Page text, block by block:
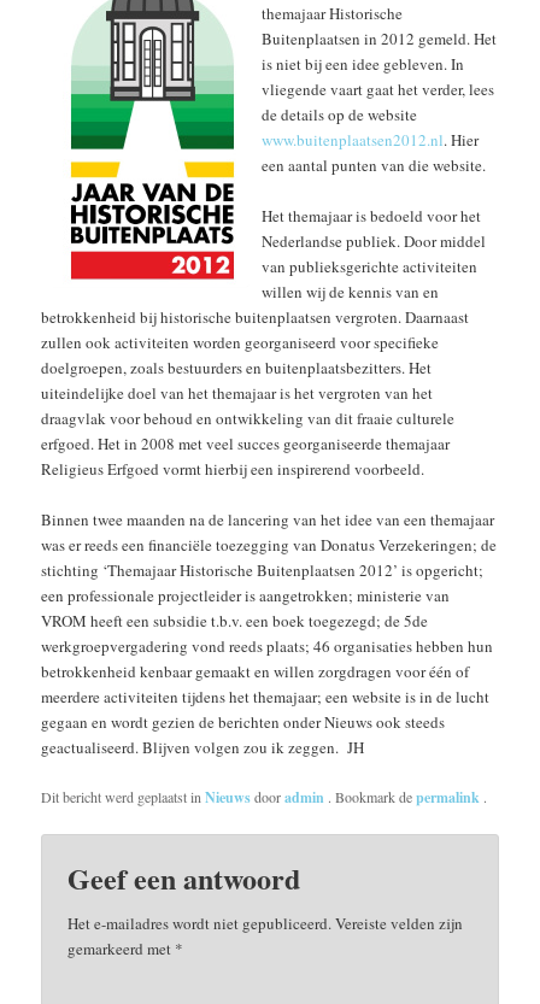
themajaar Historische
Buitenplaatsen in 2012 gemeld. Het
is niet bij een idee gebleven. In
vliegende vaart gaat het verder, lees
de details op de website
www.buitenplaatsen2012.nl. Hier
een aantal punten van die website.
Het themajaar is bedoeld voor het
Nederlandse publiek. Door middel
van publieksgerichte activiteiten
willen wij de kennis van en
betrokkenheid bij historische buitenplaatsen vergroten. Daarnaast
zullen ook activiteiten worden georganiseerd voor specifieke
doelgroepen, zoals bestuurders en buitenplaatsbezitters. Het
uiteindelijke doel van het themajaar is het vergroten van het
draagvlak voor behoud en ontwikkeling van dit fraaie culturele
erfgoed. Het in 2008 met veel succes georganiseerde themajaar
Religieus Erfgoed vormt hierbij een inspirerend voorbeeld.
Binnen twee maanden na de lancering van het idee van een themajaar
was er reeds een financiële toezegging van Donatus Verzekeringen; de
stichting ‘Themajaar Historische Buitenplaatsen 2012’ is opgericht;
een professionale projectleider is aangetrokken; ministerie van
VROM heeft een subsidie t.b.v. een boek toegezegd; de 5de
werkgroepvergadering vond reeds plaats; 46 organisaties hebben hun
betrokkenheid kenbaar gemaakt en willen zorgdragen voor één of
meerdere activiteiten tijdens het themajaar; een website is in de lucht
gegaan en wordt gezien de berichten onder Nieuws ook steeds
geactualiseerd. Blijven volgen zou ik zeggen. JH
Dit bericht werd geplaatst inNieuwsdooradmin . Bookmark depermalink .
Geef een antwoord
Het e-mailadres wordt niet gepubliceerd.Vereiste velden zijn
gemarkeerd met *